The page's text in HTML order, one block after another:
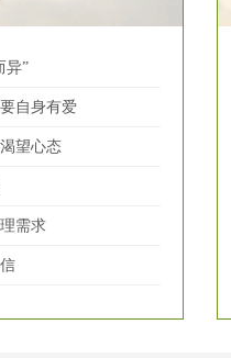
异”
自身有爱
望心态
需求